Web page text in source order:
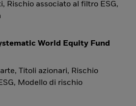
Rischio associato al filtro ESG,
World Equity Fund
Titoli azionari, Rischio
Modello di rischio